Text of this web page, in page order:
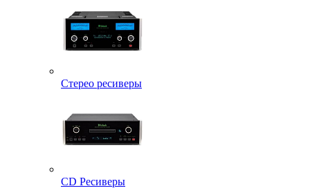
Стерео ресиверы
CD Ресиверы